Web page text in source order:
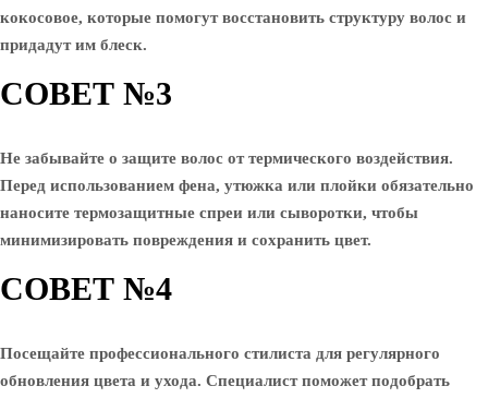
кокосовое, которые помогут восстановить структуру волос и
придадут им блеск.
СОВЕТ №3
Не забывайте о защите волос от термического воздействия.
Перед использованием фена, утюжка или плойки обязательно
наносите термозащитные спреи или сыворотки, чтобы
минимизировать повреждения и сохранить цвет.
СОВЕТ №4
Посещайте профессионального стилиста для регулярного
обновления цвета и ухода. Специалист поможет подобрать